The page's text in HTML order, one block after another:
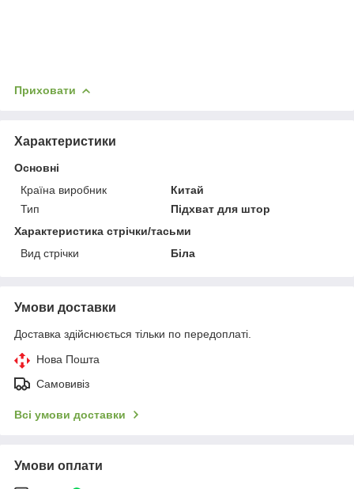
Приховати
Характеристики
Основні
Країна виробник
Китай
Тип
Підхват для штор
Характеристика стрічки/тасьми
Вид стрічки
Біла
Умови доставки
Доставка здійснюється тільки по передоплаті.
Нова Пошта
Самовивіз
Всі умови доставки
Умови оплати